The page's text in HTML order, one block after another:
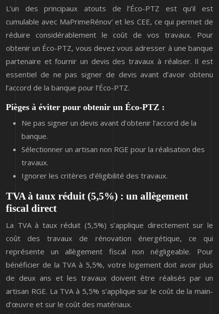
L’un des principaux atouts de l’Éco-PTZ est qu’il est
cumulable avec MaPrimeRénov’ et les CEE, ce qui permet de
réduire considérablement le coût de vos travaux. Pour
obtenir un Éco-PTZ, vous devez vous adresser à une banque
partenaire et fournir un devis des travaux à réaliser. Il est
essentiel de ne pas signer de devis avant d’avoir obtenu
l’accord de la banque pour l’Éco-PTZ.
Pièges à éviter pour obtenir un Éco-PTZ :
Ne pas signer un devis avant d’obtenir l’accord de la
banque.
Sélectionner un artisan non RGE pour la réalisation des
travaux.
Ignorer les critères d’éligibilité des travaux.
TVA à taux réduit (5,5%) : un allègement
fiscal direct
La TVA à taux réduit (5,5%) s’applique directement sur le
coût des travaux de rénovation énergétique, ce qui
représente un allègement fiscal non négligeable. Pour
bénéficier de la TVA à 5,5%, votre logement doit avoir plus
de deux ans et les travaux doivent être réalisés par un
artisan RGE. La TVA à 5,5% s’applique sur le coût de la main-
d’œuvre et sur le coût des matériaux.